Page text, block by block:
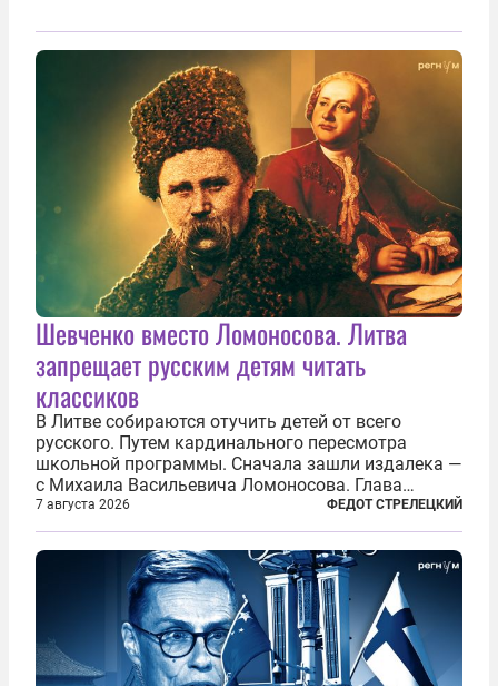
Шевченко вместо Ломоносова. Литва
запрещает русским детям читать
классиков
В Литве собираются отучить детей от всего
русского. Путем кардинального пересмотра
школьной программы. Сначала зашли издалека —
с Михаила Васильевича Ломоносова. Глава
правительства Литвы Миндаугас Синкявичюс
предложил исключить его тексты из программ
общего образования. Мотивировал он это тем,
7 августа 2026 ФЕДОТ СТРЕЛЕЦКИЙ